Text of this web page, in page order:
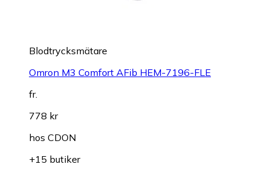
Blodtrycksmätare
Omron M3 Comfort AFib HEM-7196-FLE
fr.
778 kr
hos CDON
+15 butiker